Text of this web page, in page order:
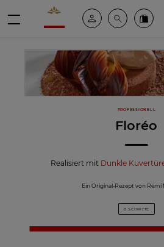
Valrhona - Imaginons le meilleur du
Mein kontoSuche
PROFESSIONELL
Floréo
Realisiert mit Dunkle
Ein Original-Rezept von
8 SCHRITTE